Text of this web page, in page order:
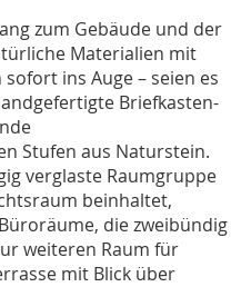
zum Gebäude und der
Materialien mit
ins Auge – seien es
Briefkasten-
Stufen aus Naturstein.
verglaste Raumgruppe
beinhaltet,
die zweibündig
weiteren Raum für
mit Blick über